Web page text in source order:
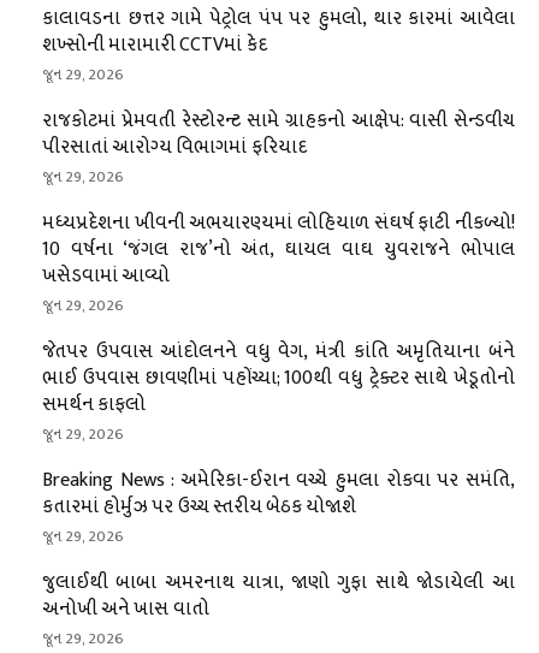
કાલાવડના છત્તર ગામે પેટ્રોલ પંપ પર હુમલો, થાર કારમાં આવેલા
શખ્સોની મારામારી CCTVમાં કેદ
જૂન 29, 2026
રાજકોટમાં પ્રેમવતી રેસ્ટોરન્ટ સામે ગ્રાહકનો આક્ષેપ: વાસી સેન્ડવીચ
પીરસાતાં આરોગ્ય વિભાગમાં ફરિયાદ
જૂન 29, 2026
મધ્યપ્રદેશના ખીવની અભયારણ્યમાં લોહિયાળ સંઘર્ષ ફાટી નીકળ્યો!
10 વર્ષના ‘જંગલ રાજ’નો અંત, ઘાયલ વાઘ યુવરાજને ભોપાલ
ખસેડવામાં આવ્યો
જૂન 29, 2026
જેતપર ઉપવાસ આંદોલનને વધુ વેગ, મંત્રી કાંતિ અમૃતિયાના બંને
ભાઈ ઉપવાસ છાવણીમાં પહોંચ્યા; 100થી વધુ ટ્રેક્ટર સાથે ખેડૂતોનો
સમર્થન કાફલો
જૂન 29, 2026
Breaking News : અમેરિકા-ઈરાન વચ્ચે હુમલા રોકવા પર સમંતિ,
કતારમાં હોર્મુઝ પર ઉચ્ચ સ્તરીય બેઠક યોજાશે
જૂન 29, 2026
જુલાઈથી બાબા અમરનાથ યાત્રા, જાણો ગુફા સાથે જોડાયેલી આ
અનોખી અને ખાસ વાતો
જૂન 29, 2026